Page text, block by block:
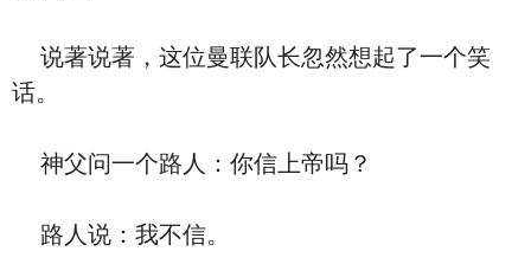
说著说著，这位曼联队长忽然想起了一个笑
话。
神父问一个路人：你信上帝吗？
路人说：我不信。